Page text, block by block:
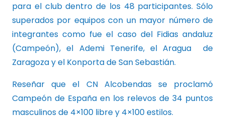
para el club dentro de los 48 participantes. Sólo
superados por equipos con un mayor número de
integrantes como fue el caso del Fidias andaluz
(Campeón), el Ademi Tenerife, el Aragua de
Zaragoza y el Konporta de San Sebastián.
Reseñar que el CN Alcobendas se proclamó
Campeón de España en los relevos de 34 puntos
masculinos de 4×100 libre y 4×100 estilos.